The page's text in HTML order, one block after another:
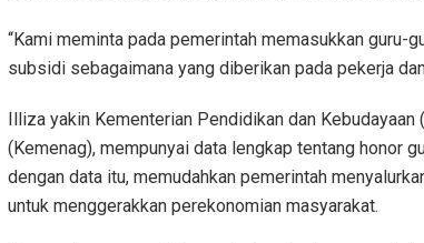
“Kami meminta pada pemerintah memasukkan guru-
subsidi sebagaimana yang diberikan pada pekerja
Illiza yakin Kementerian Pendidikan dan
(Kemenag), mempunyai data lengkap tentang honor
dengan data itu, memudahkan pemerintah
untuk menggerakkan perekonomian masyarakat.